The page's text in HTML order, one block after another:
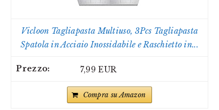
Vicloon Tagliapasta Multiuso, 3Pcs Tagliapasta
Spatola in Acciaio Inossidabile e Raschietto in...
7,99 EUR
Compra su Amazon